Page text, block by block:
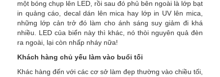
một bóng chụp lên LED, rồi sau đó phủ bên ngoài là lớp bạt
in quảng cáo, decal dán lên mica hay lớp in UV lên mica,
những lớp cản trở đó làm cho ánh sáng suy giảm đi khá
nhiều. LED của biển này thì khác, nó thòi nguyên quả đèn
ra ngoài, lại còn nhấp nháy nữa!
Khách hàng chủ yếu làm vào buổi tối
Khác hàng đến với các cơ sở làm đẹp thường vào chiều tối,